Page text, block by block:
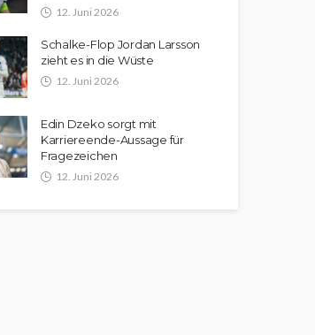
12. Juni 2026
Schalke-Flop Jordan Larsson
zieht es in die Wüste
12. Juni 2026
Edin Dzeko sorgt mit
Karriereende-Aussage für
Fragezeichen
12. Juni 2026